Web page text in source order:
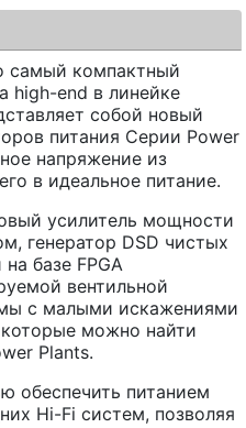
самый компактный
high-end в линейке
собой новый
питания Серии Power
напряжение из
в идеальное питание.
усилитель мощности
генератор DSD чистых
базе FPGA
вентильной
с малыми искажениями
можно найти
Plants.
обеспечить питанием
Hi-Fi систем, позволяя